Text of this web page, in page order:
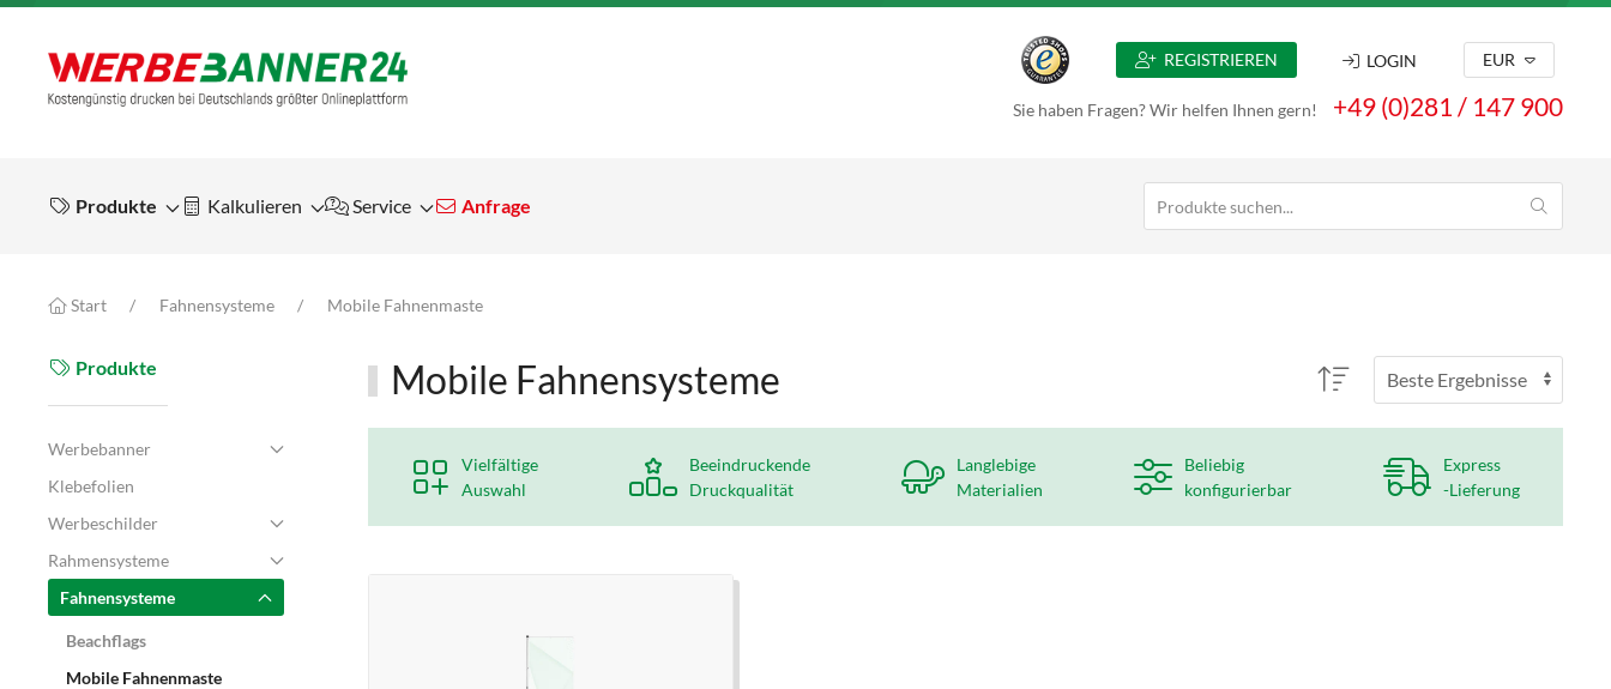
REGISTRIEREN LOGIN EUR
Sie haben Fragen? Wir helfen Ihnen gern! +49 (0)281 / 147 900
Produkte Kalkulieren Service Anfrage
Start Fahnensysteme Mobile Fahnenmaste
Produkte
Werbebanner
Klebefolien
Werbeschilder
Rahmensysteme
Fahnensysteme
Beachflags
Mobile Fahnenmaste
Mobile Fahnensysteme
Vielfältige
Auswahl
Beeindruckende
Druckqualität
Langlebige
Materialien
Beliebig
konfigurierbar
Express
-Lieferung